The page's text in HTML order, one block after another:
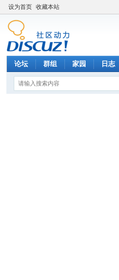
设为首页 收藏本站
论坛 群组 家园 日志